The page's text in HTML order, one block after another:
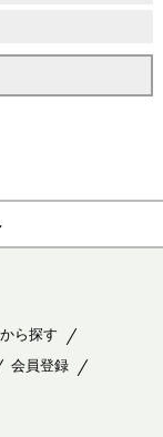
ら探す
会員登録